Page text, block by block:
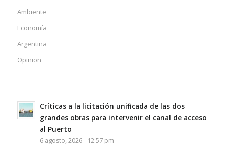
Ambiente
Economía
Argentina
Opinion
Críticas a la licitación unificada de las dos
grandes obras para intervenir el canal de acceso
al Puerto
6 agosto, 2026 - 12:57 pm